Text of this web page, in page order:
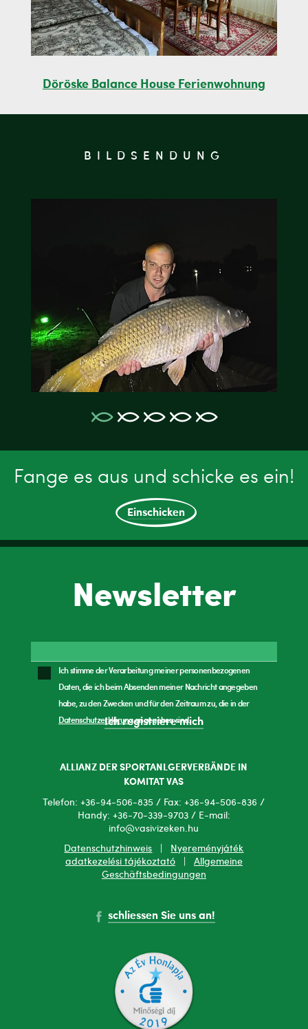
Döröske Balance House Ferienwohnung
BILDSENDUNG
Fange es aus und schicke es ein!
Einschicken
Newsletter
Ich stimme der Verarbeitung meiner personenbezogenen
Daten, die ich beim Absenden meiner Nachricht angegeben
habe, zu den Zwecken und für den Zeitraum zu, die in der
Datenschutzerklärungangegeben sind.
Ich registriere mich
ALLIANZ DER SPORTANLGERVERBÄNDE IN
KOMITAT VAS
Telefon: +36-94-506-835 / Fax: +36-94-506-836 /
Handy: +36-70-339-9703 / E-mail:
info@vasivizeken.hu
Datenschutzhinweis
Nyereményjáték
adatkezelési tájékoztató| Allgemeine
Geschäftsbedingungen
schliessen Sie uns an!